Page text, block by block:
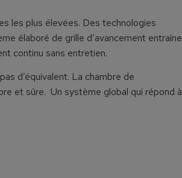
les plus élevées. Des technologies
élaboré de grille d’avancement entraîne
continu sans entretien.
d’équivalent. La chambre de
et sûre. Un système global qui répond à